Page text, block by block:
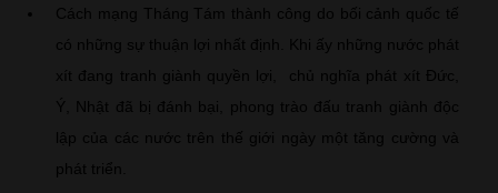
Cách mạng Tháng Tám thành công do bối cảnh quốc tế
có những sự thuận lợi nhất định. Khi ấy những nước phát
xít đang tranh giành quyền lợi, chủ nghĩa phát xít Đức,
Ý, Nhật đã bị đánh bại, phong trào đấu tranh giành độc
lập của các nước trên thế giới ngày một tăng cường và
phát triển.